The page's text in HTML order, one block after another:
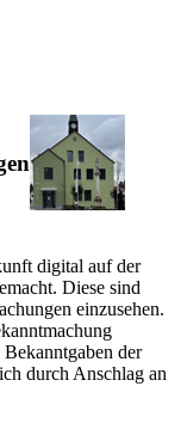
digital auf der
Diese sind
einzusehen.
der
durch Anschlag an